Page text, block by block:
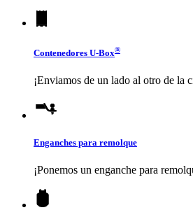
Contenedores U-Box®
¡Enviamos de un lado al otro de la
Enganches para remolque
¡Ponemos un enganche para